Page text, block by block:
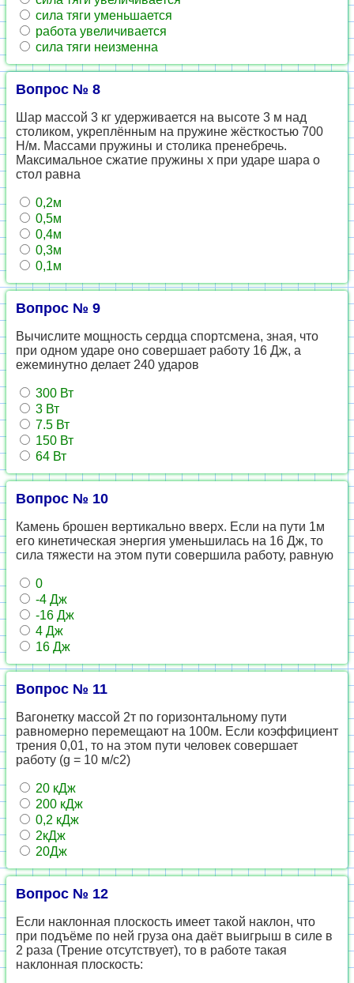
сила тяги уменьшается
работа увеличивается
сила тяги неизменна
Вопрос № 8
Шар массой 3 кг удерживается на высоте 3 м над
столиком, укреплённым на пружине жёсткостью 700
Н/м. Массами пружины и столика пренебречь.
Максимальное сжатие пружины x при ударе шара о
стол равна
0,2м
0,5м
0,4м
0,3м
0,1м
Вопрос № 9
Вычислите мощность сердца спортсмена, зная, что
при одном ударе оно совершает работу 16 Дж, а
ежеминутно делает 240 ударов
300 Вт
3 Вт
7.5 Вт
150 Вт
64 Вт
Вопрос № 10
Камень брошен вертикально вверх. Если на пути 1м
его кинетическая энергия уменьшилась на 16 Дж, то
сила тяжести на этом пути совершила работу, равную
0
-4 Дж
-16 Дж
4 Дж
16 Дж
Вопрос № 11
Вагонетку массой 2т по горизонтальному пути
равномерно перемещают на 100м. Если коэффициент
трения 0,01, то на этом пути человек совершает
работу (g = 10 м/с2)
20 кДж
200 кДж
0,2 кДж
2кДж
20Дж
Вопрос № 12
Если наклонная плоскость имеет такой наклон, что
при подъёме по ней груза она даёт выигрыш в силе в
2 раза (Трение отсутствует), то в работе такая
наклонная плоскость: